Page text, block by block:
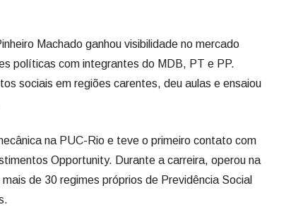
Machado ganhou visibilidade no mercado
políticas com integrantes do MDB, PT e PP.
sociais em regiões carentes, deu aulas e ensaiou
na PUC-Rio e teve o primeiro contato com
Opportunity. Durante a carreira, operou na
de 30 regimes próprios de Previdência Social